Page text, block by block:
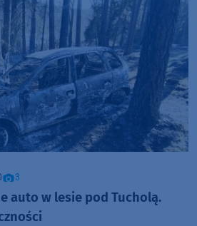
3
auto w lesie pod Tucholą.